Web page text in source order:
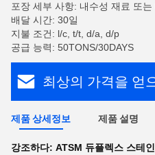
포장 세부 사항: 내수성 재료 또
배달 시간: 30일
지불 조건: l/c, t/t, d/a, d/p
공급 능력: 50TONS/30DAYS
최상의 가격을 얻
제품 상세정보 제품 설명
강조하다: ATSM 듀플렉스 스테